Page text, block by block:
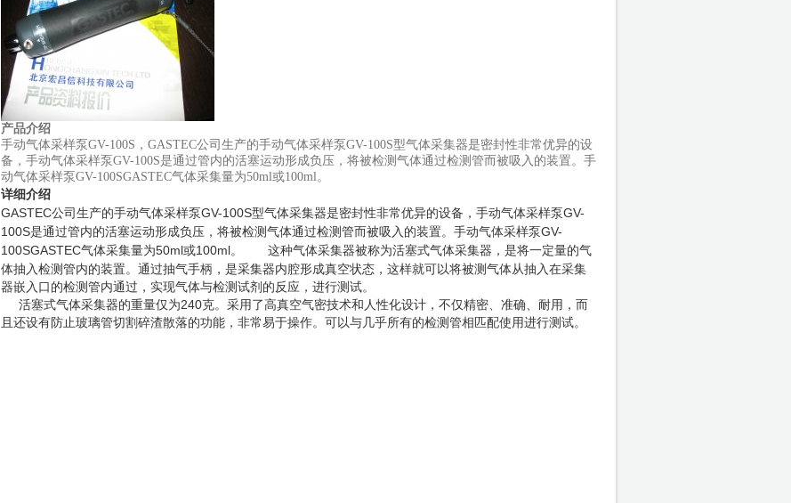
产品介绍
手动气体采样泵GV-100S ， GASTEC公司生产的手动气体采样泵GV-100S型气体采集器是密封性非常优异的设
备，手动气体采样泵GV-100S是通过管内的活塞运动形成负压，将被检测气体通过检测管而被吸入的装置。手
动气体采样泵GV-100SGASTEC气体采集量为50ml或100ml。
详细介绍
GASTEC公司生产的手动气体采样泵GV-100S型气体采集器是密封性非常优异的设备，手动气体采样泵GV-
100S是通过管内的活塞运动形成负压，将被检测气体通过检测管而被吸入的装置。手动气体采样泵GV-
100SGASTEC气体采集量为50ml或100ml。
这种气体采集器被称为活塞式气体采集器，是将一定量的气
体抽入检测管内的装置。通过抽气手柄，是采集器内腔形成真空状态，这样就可以将被测气体从抽入在采集
器嵌入口的检测管内通过，实现气体与检测试剂的反应，进行测试。
活塞式气体采集器的重量仅为240克。采用了高真空气密技术和人性化设计，不仅精密、准确、耐用，而
且还设有防止玻璃管切割碎渣散落的功能，非常易于操作。可以与几乎所有的检测管相匹配使用进行测试。